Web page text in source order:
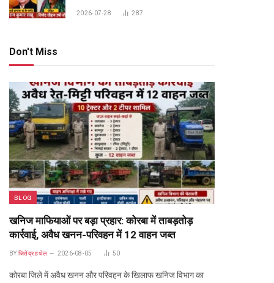
2026-07-28 287
Don't Miss
BLOG
खनिज माफियाओं पर बड़ा प्रहार: कोरबा में ताबड़तोड़
कार्रवाई, अवैध खनन-परिवहन में 12 वाहन जब्त
BY जितेंद्र हथेल 2026-08-05 50
कोरबा जिले में अवैध खनन और परिवहन के खिलाफ खनिज विभाग का